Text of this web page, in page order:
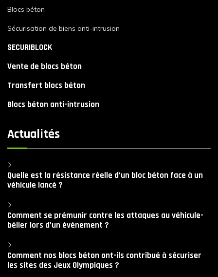
Blocs béton
Sécurisation de biens anti-intrusion
SECURIBLOCK
Vente de blocs béton
Transfert blocs béton
Blocs béton anti-intrusion
Actualités
Quelle est la résistance réelle d’un bloc béton face à un
véhicule lancé ?
Comment se prémunir contre les attaques au véhicule-
bélier lors d’un événement ?
Comment nos blocs béton ont-ils contribué à sécuriser
les sites des Jeux Olympiques ?